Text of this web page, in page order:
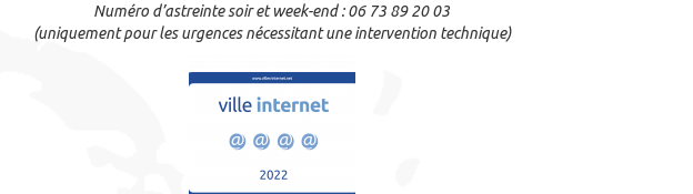
Numéro d’astreinte soir et week-end : 06 73 89 20 03
(uniquement pour les urgences nécessitant une intervention technique)